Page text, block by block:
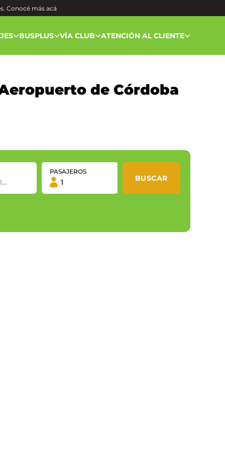
Conocé másacá
BUSPLUS VÍA CLUB ATENCIÓN AL CLIENTE
de Córdoba
PASAJEROS
BUSCAR